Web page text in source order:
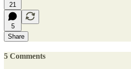
21
5
Share
5 Comments